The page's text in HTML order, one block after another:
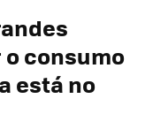
consumo
está no